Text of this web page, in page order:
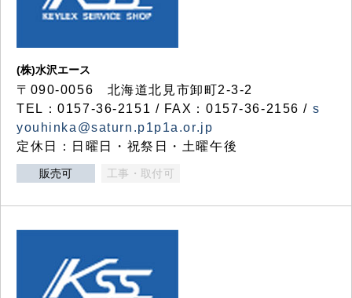
(株)水沢エース
〒090-0056 北海道北見市卸町2-3-2
TEL：0157-36-2151 / FAX：0157-36-2156 / s
youhinka@saturn.p1p1a.or.jp
定休日：日曜日・祝祭日・土曜午後
販売可 工事・取付可